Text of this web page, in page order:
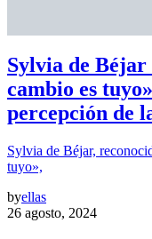
Sylvia de
cambio es
percepción de
Sylvia de Béjar,
tuyo»,
byellas
26 agosto, 2024